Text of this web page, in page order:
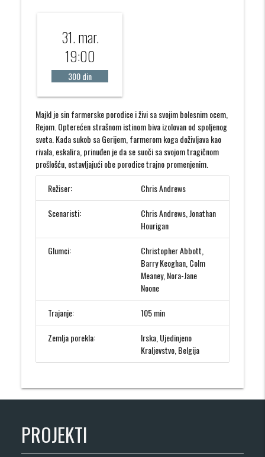
31. mar.
19:00
300 din
Majkl je sin farmerske porodice i živi sa svojim bolesnim ocem,
Rejom. Opterećen strašnom istinom biva izolovan od spoljenog
sveta. Kada sukob sa Gerijem, farmerom koga doživljava kao
rivala, eskalira, prinuđen je da se suoči sa svojom tragičnom
prošlošću, ostavljajući obe porodice trajno promenjenim.
Režiser:
Chris Andrews
Scenaristi:
Chris Andrews, Jonathan
Hourigan
Glumci:
Christopher Abbott,
Barry Keoghan, Colm
Meaney, Nora-Jane
Noone
Trajanje:
105 min
Zemlja porekla:
Irska, Ujedinjeno
Kraljevstvo, Belgija
PROJEKTI